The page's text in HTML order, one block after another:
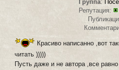
Группа:
Репутация:
Красиво написанно ,вот
читать )))))
Пусть даже и не автора ,все